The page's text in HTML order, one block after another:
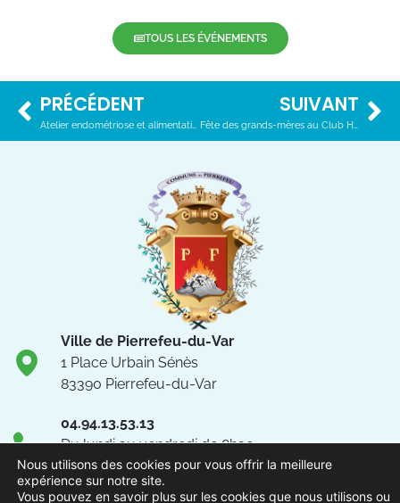
TOUS LES ÉVÉNEMENTS
PRÉCÉDENT
Atelier endométriose et alimentation – CPTS
SUIVANT
Fête des grands-mères au Club Henri Paguet
Ville de Pierrefeu-du-Var
1 Place Urbain Sénès
83390 Pierrefeu-du-Var
04.94.13.53.13
Du lundi au vendredi de 8h30
à 12h et de 13h à 17h
NOUS CONTACTER
Nous utilisons des cookies pour vous offrir la meilleure
expérience sur notre site.
Vous pouvez en savoir plus sur les cookies que nous utilisons ou